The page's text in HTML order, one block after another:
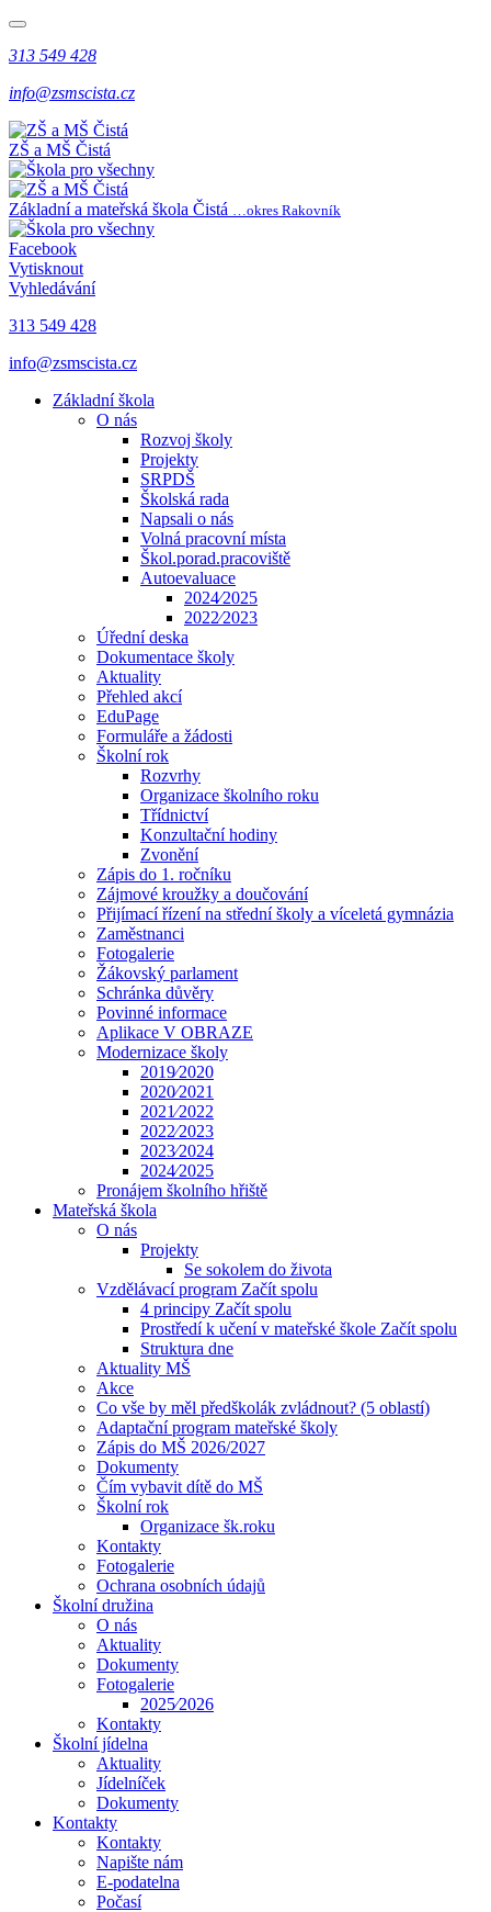
313 549 428
info@zsmscista.cz
ZŠ a MŠ Čistá
Základní a mateřská škola Čistá …okres Rakovník
Facebook
Vytisknout
Vyhledávání
313 549 428
info@zsmscista.cz
Základní škola
O nás
Rozvoj školy
Projekty
SRPDŠ
Školská rada
Napsali o nás
Volná pracovní místa
Škol.porad.pracoviště
Autoevaluace
2024⁄2025
2022⁄2023
Úřední deska
Dokumentace školy
Aktuality
Přehled akcí
EduPage
Formuláře a žádosti
Školní rok
Rozvrhy
Organizace školního roku
Třídnictví
Konzultační hodiny
Zvonění
Zápis do 1. ročníku
Zájmové kroužky a doučování
Přijímací řízení na střední školy a víceletá gymnázia
Zaměstnanci
Fotogalerie
Žákovský parlament
Schránka důvěry
Povinné informace
Aplikace V OBRAZE
Modernizace školy
2019⁄2020
2020⁄2021
2021⁄2022
2022⁄2023
2023⁄2024
2024⁄2025
Pronájem školního hřiště
Mateřská škola
O nás
Projekty
Se sokolem do života
Vzdělávací program Začít spolu
4 principy Začít spolu
Prostředí k učení v mateřské škole Začít spolu
Struktura dne
Aktuality MŠ
Akce
Co vše by měl předškolák zvládnout? (5 oblastí)
Adaptační program mateřské školy
Zápis do MŠ 2026/2027
Dokumenty
Čím vybavit dítě do MŠ
Školní rok
Organizace šk.roku
Kontakty
Fotogalerie
Ochrana osobních údajů
Školní družina
O nás
Aktuality
Dokumenty
Fotogalerie
2025⁄2026
Kontakty
Školní jídelna
Aktuality
Jídelníček
Dokumenty
Kontakty
Kontakty
Napište nám
E-podatelna
Počasí